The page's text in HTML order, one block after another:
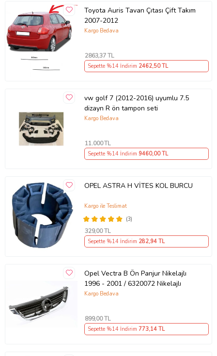
Toyota Auris Tavan Çıtası Çift Takım
2007-2012
Kargo Bedava
2863,37 TL
Sepette %14 İndirim 2462,50 TL
vw golf 7 (2012-2016) uyumlu 7.5
dizayn R ön tampon seti
Kargo Bedava
11.000TL
Sepette %14 İndirim 9460,00 TL
OPEL ASTRA H VİTES KOL BURCU
(3)
Kargo ile Teslimat
329,00 TL
Sepette %14 İndirim 282,94 TL
Opel Vectra B Ön Panjur Nikelajlı
1996 - 2001 / 6320072 Nikelajlı
Kargo Bedava
899,00 TL
Sepette %14 İndirim 773,14 TL